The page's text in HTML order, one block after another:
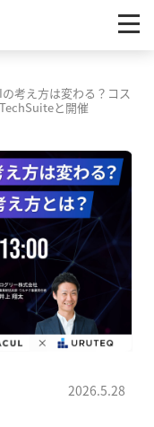
考え方は変わる？コス
と開催
2026.5.28